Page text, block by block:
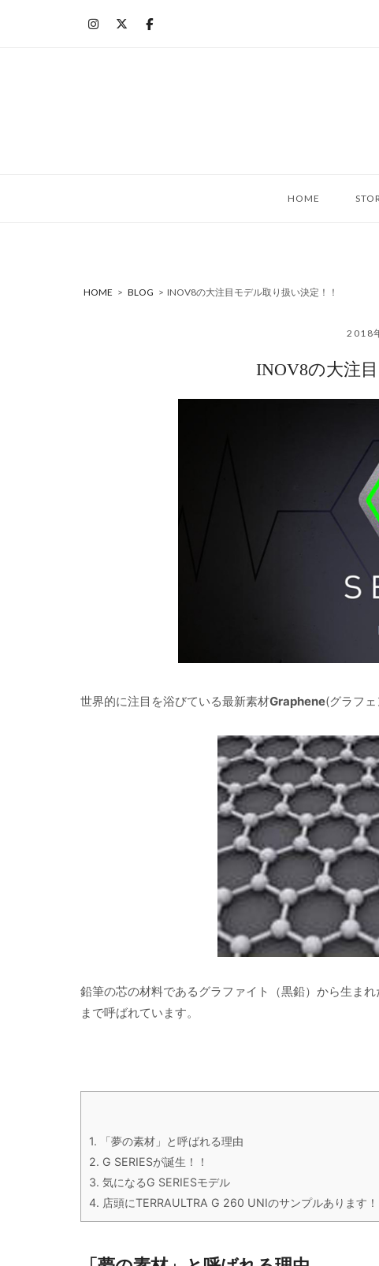
HOME
HOME > BLOG > INOV8の大注目モデル取り扱い決定！！
2018
INOV8の大注
世界的に注目を浴びている最新素材Graphene(グラフ
鉛筆の芯の材料であるグラファイト（黒鉛）から生ま
まで呼ばれています。
1. 「夢の素材」と呼ばれる理由
2. G SERIESが誕生！！
3. 気になるG SERIESモデル
4. 店頭にTERRAULTRA G 260 UNIのサンプルあります！